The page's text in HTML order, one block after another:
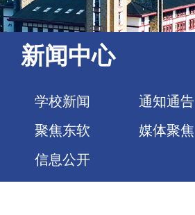
新闻中心
学校新闻
通知通告
聚焦东软
媒体聚焦
信息公开